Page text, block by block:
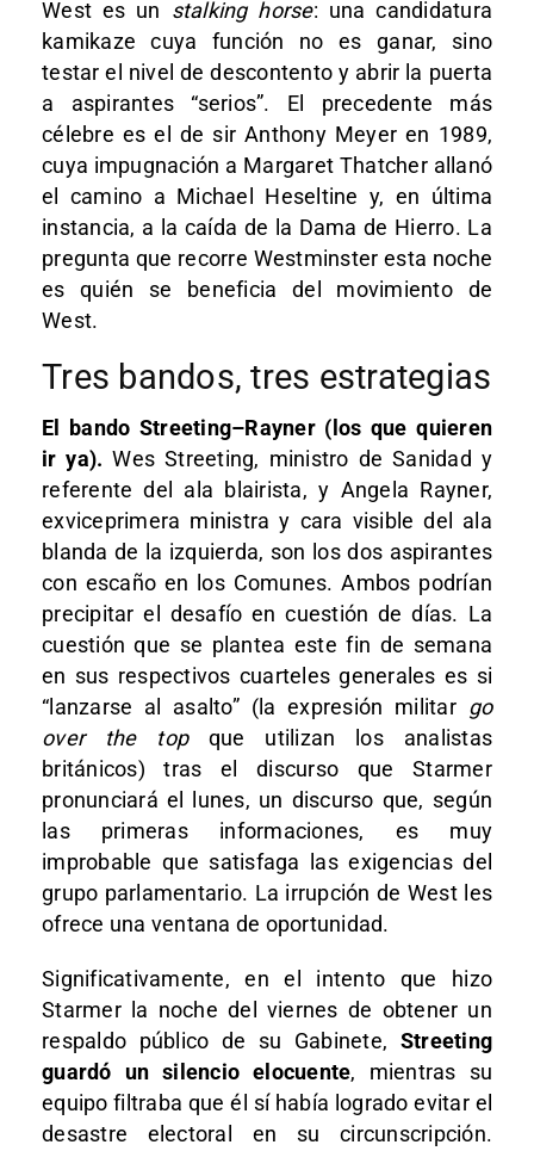
West es un stalking horse: una candidatura
kamikaze cuya función no es ganar, sino
testar el nivel de descontento y abrir la puerta
a aspirantes “serios”. El precedente más
célebre es el de sir Anthony Meyer en 1989,
cuya impugnación a Margaret Thatcher allanó
el camino a Michael Heseltine y, en última
instancia, a la caída de la Dama de Hierro. La
pregunta que recorre Westminster esta noche
es quién se beneficia del movimiento de
West.
Tres bandos, tres estrategias
El bando Streeting–Rayner (los que quieren
ir ya). Wes Streeting, ministro de Sanidad y
referente del ala blairista, y Angela Rayner,
exviceprimera ministra y cara visible del ala
blanda de la izquierda, son los dos aspirantes
con escaño en los Comunes. Ambos podrían
precipitar el desafío en cuestión de días. La
cuestión que se plantea este fin de semana
en sus respectivos cuarteles generales es si
“lanzarse al asalto” (la expresión militar go
over the topque utilizan los analistas
británicos) tras el discurso que Starmer
pronunciará el lunes, un discurso que, según
las primeras informaciones, es muy
improbable que satisfaga las exigencias del
grupo parlamentario. La irrupción de West les
ofrece una ventana de oportunidad.
Significativamente, en el intento que hizo
Starmer la noche del viernes de obtener un
respaldo público de su Gabinete, Streeting
guardó un silencio elocuente, mientras su
equipo filtraba que él sí había logrado evitar el
desastre electoral en su circunscripción.